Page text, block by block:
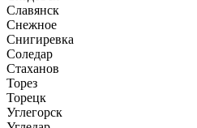
Славянск
Снежное
Снигиревка
Соледар
Стаханов
Торез
Торецк
Углегорск